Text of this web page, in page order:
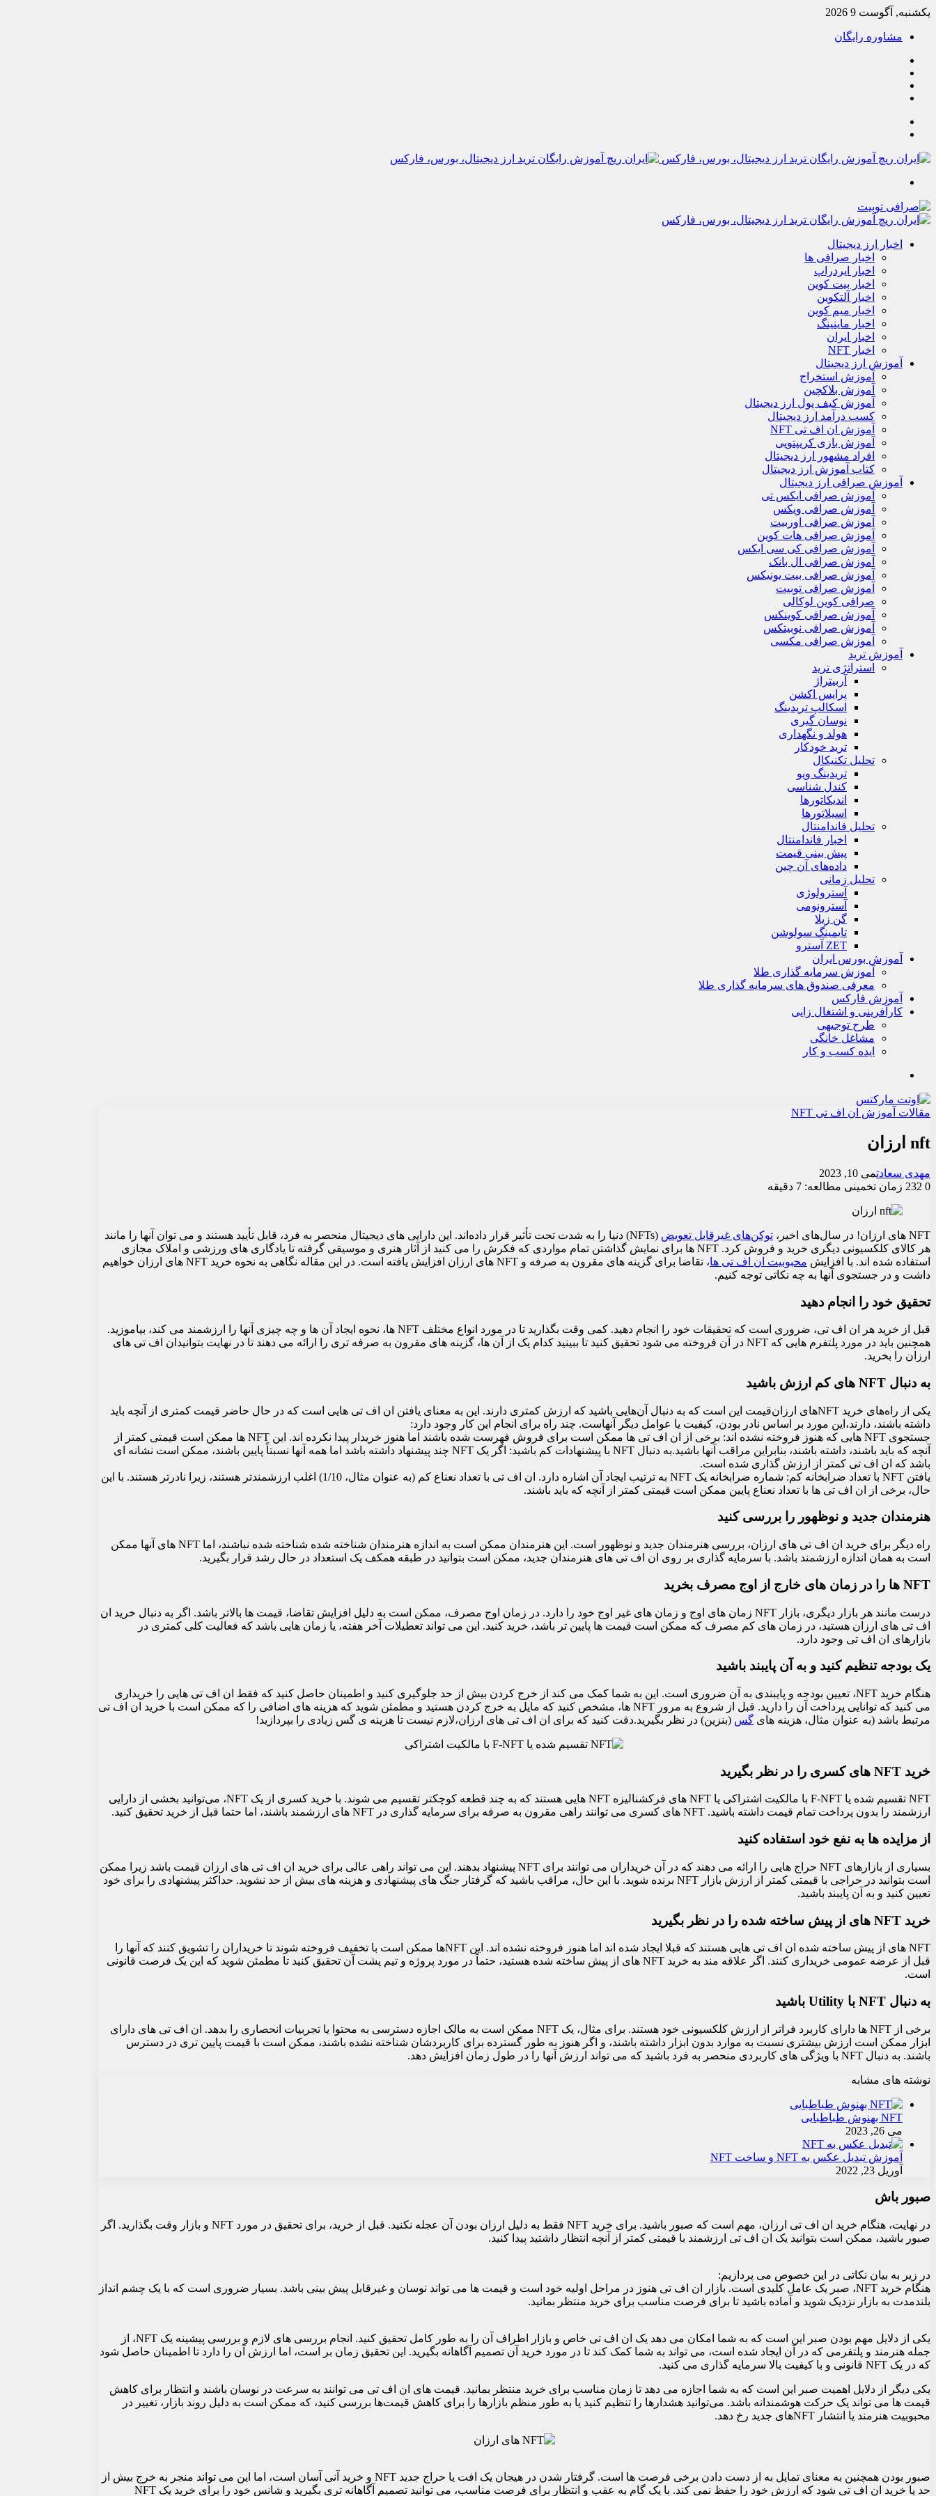
یکشنبه, آگوست 9 2026
مشاوره رایگان
اخبار ارز دیجیتال
اخبار صرافی ها
اخبار ایردراپ
اخبار بیت کوین
اخبار آلتکوین
اخبار میم کوین
اخبار ماینینگ
اخبار ایران
اخبار NFT
آموزش ارز دیجیتال
آموزش استخراج
آموزش بلاکچین
آموزش کیف پول ارز دیجیتال
کسب درآمد ارز دیجیتال
آموزش ان اف تی NFT
آموزش بازی کریپتویی
افراد مشهور ارز دیجیتال
کتاب آموزش ارز دیجیتال
آموزش صرافی ارز دیجیتال
آموزش صرافی ایکس تی
آموزش صرافی ویکس
آموزش صرافی اوربیت
آموزش صرافی هات کوین
آموزش صرافی کی سی ایکس
آموزش صرافی ال بانک
آموزش صرافی بیت یونیکس
آموزش صرافی توبیت
صرافی کوین لوکالی
آموزش صرافی کوینکس
آموزش صرافی نوبیتکس
آموزش صرافی مکسی
آموزش ترید
استراتژی‌ ترید
آربیتراژ
پرایس اکشن
اسکالپ تریدینگ
نوسان گیری
هولد و نگهداری
ترید خودکار
تحلیل تکنیکال
تریدینگ ویو
کندل شناسی
اندیکاتورها
اسیلاتورها
تحلیل فاندامنتال
اخبار فاندامنتال
پیش بینی قیمت
داده‌های آن چین
تحلیل زمانی
آسترولوژی
آسترونومی
گن زیلا
تايمينگ سولوشن
ZET آسترو
آموزش بورس ایران
آموزش سرمایه گذاری طلا
معرفی صندوق های سرمایه گذاری طلا
آموزش فارکس
کارآفرینی و اشتغال زایی
طرح توجیهی
مشاغل خانگی
ایده کسب و کار
مقالات آموزش ان اف تی NFT
nft ارزان
مهدی سعادتمی 10, 2023
0
زمان تخمینی مطالعه: 7 دقیقه
NFT های ارزان! در سال‌های اخیر، توکن‌های غیرقابل تعویض
(NFTs) دنیا را به شدت تحت تأثیر قرار داده‌اند. این دارایی های دیجیتال منحصر به فرد، قابل تأیید هستند و می توان آنها را مانند
هر کالای کلکسیونی دیگری خرید و فروش کرد. NFT ها برای نمایش گذاشتن تمام مواردی که فکرش را می کنید از آثار هنری و موسیقی گرفته تا یادگاری های ورزشی و املاک مجازی
استفاده شده اند. با افزایش محبوبیت ان اف تی ها
، تقاضا برای گزینه های مقرون به صرفه و NFT های ارزان افزایش یافته است. در این مقاله نگاهی به نحوه خرید NFT های ارزان خواهیم
داشت و در جستجوی آنها به چه نکاتی توجه کنیم.
تحقیق خود را انجام دهید
قبل از خرید هر ان اف تی، ضروری است که تحقیقات خود را انجام دهید. کمی وقت بگذارید تا در مورد انواع مختلف NFT ها، نحوه ایجاد آن ها و چه چیزی آنها را ارزشمند می کند، بیاموزید.
همچنین باید در مورد پلتفرم هایی که NFT در آن فروخته می شود تحقیق کنید تا ببینید کدام یک از آن ها، گزینه های مقرون به صرفه تری را ارائه می دهند تا در نهایت بتوانیدان اف تی های
ارزان را بخرید.
به دنبال NFT های کم ارزش باشید
یکی از راه‌های خرید NFT‌های ارزان‌قیمت این است که به دنبال آن‌هایی باشید که ارزش کمتری دارند. این به معنای یافتن ان اف تی هایی است که در حال حاضر قیمت کمتری از آنچه باید
داشته باشند، دارند،این مورد بر اساس نادر بودن، کیفیت یا عوامل دیگر آنهاست. چند راه برای انجام این کار وجود دارد:
جستجوی NFT هایی که هنوز فروخته نشده اند: برخی از ان اف تی ها ممکن است برای فروش فهرست شده باشند اما هنوز خریدار پیدا نکرده اند. این NFT ها ممکن است قیمتی کمتر از
آنچه که باید باشند، داشته باشند، بنابراین مراقب آنها باشید.به دنبال NFT با پیشنهادات کم باشید: اگر یک NFT چند پیشنهاد داشته باشد اما همه آنها نسبتاً پایین باشند، ممکن است نشانه ای
باشد که ان اف تی کمتر از ارزش گذاری شده است.
یافتن NFT با تعداد ضرابخانه کم: شماره ضرابخانه یک NFT به ترتیب ایجاد آن اشاره دارد. ان اف تی با تعداد نعناع کم (به عنوان مثال، 1/10) اغلب ارزشمندتر هستند، زیرا نادرتر هستند. با این
حال، برخی از ان اف تی ها با تعداد نعناع پایین ممکن است قیمتی کمتر از آنچه که باید باشند.
هنرمندان جدید و نوظهور را بررسی کنید
راه دیگر برای خرید ان اف تی های ارزان، بررسی هنرمندان جدید و نوظهور است. این هنرمندان ممکن است به اندازه هنرمندان شناخته شده شناخته شده نباشند، اما NFT های آنها ممکن
است به همان اندازه ارزشمند باشد. با سرمایه گذاری بر روی ان اف تی های هنرمندان جدید، ممکن است بتوانید در طبقه همکف یک استعداد در حال رشد قرار بگیرید.
NFT ها را در زمان های خارج از اوج مصرف بخرید
درست مانند هر بازار دیگری، بازار NFT زمان های اوج و زمان های غیر اوج خود را دارد. در زمان اوج مصرف، ممکن است به دلیل افزایش تقاضا، قیمت ها بالاتر باشد. اگر به دنبال خرید ان
اف تی های ارزان هستید، در زمان های کم مصرف که ممکن است قیمت ها پایین تر باشد، خرید کنید. این می تواند تعطیلات آخر هفته، یا زمان هایی باشد که فعالیت کلی کمتری در
بازارهای ان اف تی وجود دارد.
یک بودجه تنظیم کنید و به آن پایبند باشید
هنگام خرید NFT، تعیین بودجه و پایبندی به آن ضروری است. این به شما کمک می کند از خرج کردن بیش از حد جلوگیری کنید و اطمینان حاصل کنید که فقط ان اف تی هایی را خریداری
می کنید که توانایی پرداخت آن را دارید. قبل از شروع به مرور NFT ها، مشخص کنید که مایل به خرج کردن هستید و مطمئن شوید که هزینه های اضافی را که ممکن است با خرید ان اف تی
مرتبط باشد (به عنوان مثال، هزینه های گس (بنزین) در نظر بگیرید.دقت کنید که برای ان اف تی های ارزان،لازم نیست تا هزینه ی گس زیادی را بپردازید!
خرید NFT های کسری را در نظر بگیرید
NFT تقسیم شده یا F-NFT با مالکیت اشتراکی یا NFT های فرکشنالیزه NFT هایی هستند که به چند قطعه کوچکتر تقسیم می شوند. با خرید کسری از یک NFT، می‌توانید بخشی از دارایی
ارزشمند را بدون پرداخت تمام قیمت داشته باشید. NFT های کسری می توانند راهی مقرون به صرفه برای سرمایه گذاری در NFT های ارزشمند باشند، اما حتما قبل از خرید تحقیق کنید.
از مزایده ها به نفع خود استفاده کنید
بسیاری از بازارهای NFT حراج هایی را ارائه می دهند که در آن خریداران می توانند برای NFT پیشنهاد بدهند. این می تواند راهی عالی برای خرید ان اف تی های ارزان قیمت باشد زیرا ممکن
است بتوانید در حراجی با قیمتی کمتر از ارزش بازار NFT برنده شوید. با این حال، مراقب باشید که گرفتار جنگ های پیشنهادی و هزینه های بیش از حد نشوید. حداکثر پیشنهادی را برای خود
تعیین کنید و به آن پایبند باشید.
خرید NFT های از پیش ساخته شده را در نظر بگیرید
NFT های از پیش ساخته شده ان اف تی هایی هستند که قبلا ایجاد شده اند اما هنوز فروخته نشده اند. این NFTها ممکن است با تخفیف فروخته شوند تا خریداران را تشویق کنند که آنها را
قبل از عرضه عمومی خریداری کنند. اگر علاقه مند به خرید NFT های از پیش ساخته شده هستید، حتماً در مورد پروژه و تیم پشت آن تحقیق کنید تا مطمئن شوید که این یک فرصت قانونی
است.
به دنبال NFT با Utility باشید
برخی از NFT ها دارای کاربرد فراتر از ارزش کلکسیونی خود هستند. برای مثال، یک NFT ممکن است به مالک اجازه دسترسی به محتوا یا تجربیات انحصاری را بدهد. ان اف تی های دارای
ابزار ممکن است ارزش بیشتری نسبت به موارد بدون ابزار داشته باشند، و اگر هنوز به طور گسترده برای کاربردشان شناخته نشده باشند، ممکن است با قیمت پایین تری در دسترس
باشند. به دنبال NFT با ویژگی های کاربردی منحصر به فرد باشید که می تواند ارزش آنها را در طول زمان افزایش دهد.
نوشته های مشابه
NFT بهنوش طباطبایی
می 26, 2023
آموزش تبدیل عکس به NFT و ساخت NFT
آوریل 23, 2022
صبور باش
در نهایت، هنگام خرید ان اف تی ارزان، مهم است که صبور باشید. برای خرید NFT فقط به دلیل ارزان بودن آن عجله نکنید. قبل از خرید، برای تحقیق در مورد NFT و بازار وقت بگذارید. اگر
صبور باشید، ممکن است بتوانید یک ان اف تی ارزشمند با قیمتی کمتر از آنچه انتظار داشتید پیدا کنید.
در زير به بيان نكاتی در اين خصوص می پردازيم:
هنگام خرید NFT، صبر یک عامل کلیدی است. بازار ان اف تی هنوز در مراحل اولیه خود است و قیمت ها می تواند نوسان و غیرقابل پیش بینی باشد. بسیار ضروری است که با یک چشم انداز
بلندمدت به بازار نزدیک شوید و آماده باشید تا برای فرصت مناسب برای خرید منتظر بمانید.
یکی از دلایل مهم بودن صبر این است که به شما امکان می دهد یک ان اف تی خاص و بازار اطراف آن را به طور کامل تحقیق کنید. انجام بررسی های لازم و بررسی پیشینه یک NFT، از
جمله هنرمند و پلتفرمی که در آن ایجاد شده است، می تواند به شما کمک کند تا در مورد خرید آن تصمیم آگاهانه بگیرید. این تحقیق زمان بر است، اما ارزش آن را دارد تا اطمینان حاصل شود
که در یک NFT قانونی و با کیفیت بالا سرمایه گذاری می کنید.
یکی دیگر از دلایل اهمیت صبر این است که به شما اجازه می دهد تا زمان مناسب برای خرید منتظر بمانید. قیمت های ان اف تی می توانند به سرعت در نوسان باشند و انتظار برای کاهش
قیمت ها می تواند یک حرکت هوشمندانه باشد. می‌توانید هشدارها را تنظیم کنید یا به طور منظم بازارها را برای کاهش قیمت‌ها بررسی کنید، که ممکن است به دلیل روند بازار، تغییر در
محبوبیت هنرمند یا انتشار NFT‌های جدید رخ دهد.
صبور بودن همچنین به معنای تمایل به از دست دادن برخی فرصت ها است. گرفتار شدن در هیجان یک افت یا حراج جدید NFT و خرید آنی آسان است، اما این می تواند منجر به خرج بیش از
حد یا خرید ان اف تی شود که ارزش خود را حفظ نمی کند. با یک گام به عقب و انتظار برای فرصت مناسب، می توانید تصمیم آگاهانه تری بگیرید و شانس خود را برای خرید یک NFT